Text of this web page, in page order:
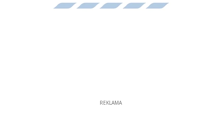
REKLAMA